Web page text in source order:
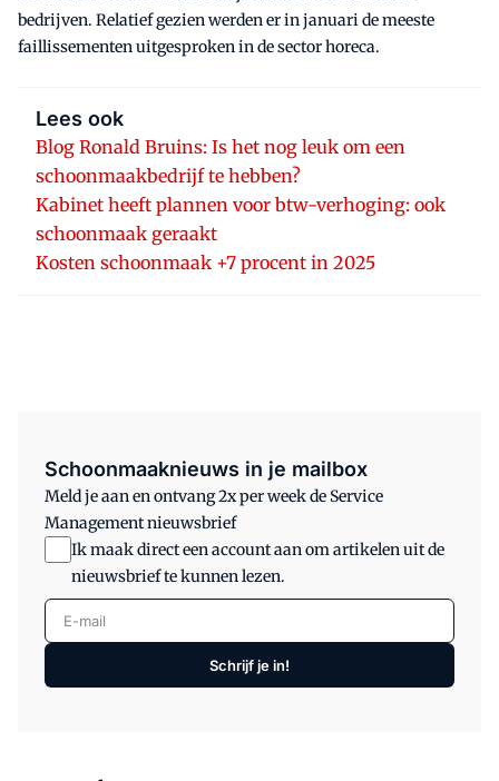
bedrijven. Relatief gezien werden er in januari de meeste
faillissementen uitgesproken in de sector horeca.
Lees ook
Blog Ronald Bruins: Is het nog leuk om een
schoonmaakbedrijf te hebben?
Kabinet heeft plannen voor btw-verhoging: ook
schoonmaak geraakt
Kosten schoonmaak +7 procent in 2025
Schoonmaaknieuws in je mailbox
Meld je aan en ontvang 2x per week de Service
Management nieuwsbrief
Ik maak direct een account aan om artikelen uit de
nieuwsbrief te kunnen lezen.
E-mail
Schrijf je in!